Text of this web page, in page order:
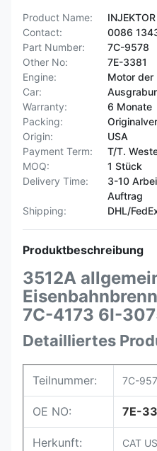
Product Name:
Contact:
0086
Part Number:
7C-9578
Other No:
7E-3381
Engine:
Motor der
Car:
Warranty:
6 Monate
Packing:
Origin:
USA
Payment Term:
T/T.
MOQ:
1 Stück
Delivery Time:
3-10
Auftrag
Shipping:
DHL/
Produktbeschreibung
3512A
7C-4173 6I-
Detailliertes
Teilnummer: 7C-
OE NO: 7E-
Herkunft: CAT